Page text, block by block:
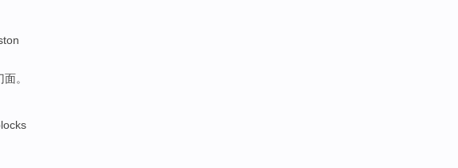
。